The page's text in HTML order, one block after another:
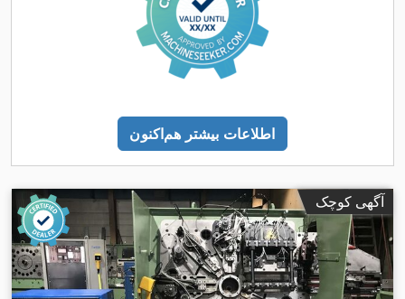
اطلاعات بیشتر هم‌اکنون
آگهی کوچک